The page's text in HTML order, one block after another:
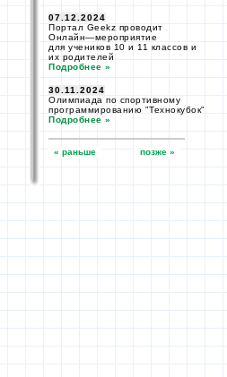
07.12.2024
Портал Geekz проводит
Онлайн—мероприятие
для учеников 10 и 11 классов и
их родителей
Подробнее »
30.11.2024
Олимпиада по спортивному
программированию "Технокубок"
Подробнее »